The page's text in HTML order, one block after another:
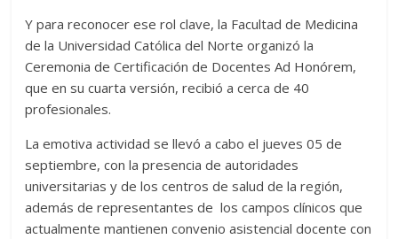
Y para reconocer ese rol clave, la Facultad de Medicina
de la Universidad Católica del Norte organizó la
Ceremonia de Certificación de Docentes Ad Honórem,
que en su cuarta versión, recibió a cerca de 40
profesionales.
La emotiva actividad se llevó a cabo el jueves 05 de
septiembre, con la presencia de autoridades
universitarias y de los centros de salud de la región,
además de representantes de los campos clínicos que
actualmente mantienen convenio asistencial docente con